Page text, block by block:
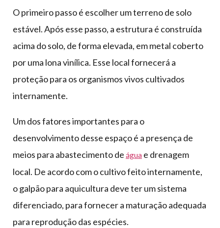
O primeiro passo é escolher um terreno de solo
estável. Após esse passo, a estrutura é construída
acima do solo, de forma elevada, em metal coberto
por uma lona vinílica. Esse local fornecerá a
proteção para os organismos vivos cultivados
internamente.
Um dos fatores importantes para o
desenvolvimento desse espaço é a presença de
meios para abastecimento de água e drenagem
local. De acordo com o cultivo feito internamente,
o galpão para aquicultura deve ter um sistema
diferenciado, para fornecer a maturação adequada
para reprodução das espécies.